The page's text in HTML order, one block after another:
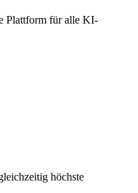
Plattform für alle KI-
höchste